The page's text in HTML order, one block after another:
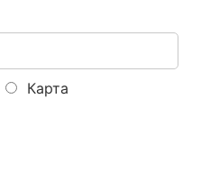
Карта